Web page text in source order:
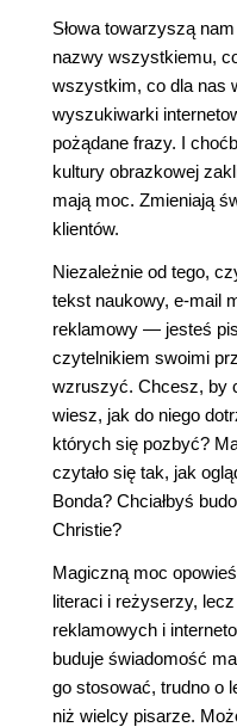
Słowa towarzyszą
nazwy wszystkiemu,
wszystkim, co dla nas
wyszukiwarki
pożądane frazy. I
kultury obrazkowej
mają moc. Zmieniają
klientów.
Niezależnie od tego,
tekst naukowy, e-mail
reklamowy — jesteś
czytelnikiem swoimi
wzruszyć. Chcesz, by
wiesz, jak do niego
których się pozbyć?
czytało się tak, jak
Bonda? Chciałbyś
Christie?
Magiczną moc
literaci i reżyserzy,
reklamowych i
buduje świadomość
go stosować, trudno o
niż wielcy pisarze.